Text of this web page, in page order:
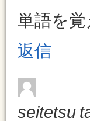
単語を
返信
seitetsu